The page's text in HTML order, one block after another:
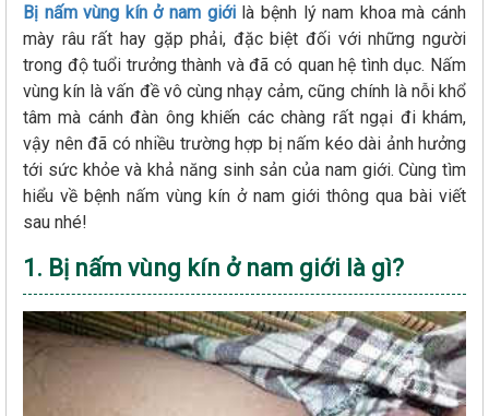
Bị nấm vùng kín ở nam giớilà bệnh lý nam khoa mà cánh
mày râu rất hay gặp phải, đặc biệt đối với những người
trong độ tuổi trưởng thành và đã có quan hệ tình dục. Nấm
vùng kín là vấn đề vô cùng nhạy cảm, cũng chính là nỗi khổ
tâm mà cánh đàn ông khiến các chàng rất ngại đi khám,
vậy nên đã có nhiều trường hợp bị nấm kéo dài ảnh hưởng
tới sức khỏe và khả năng sinh sản của nam giới. Cùng tìm
hiểu về bệnh nấm vùng kín ở nam giới thông qua bài viết
sau nhé!
1. Bị nấm vùng kín ở nam giới là gì?